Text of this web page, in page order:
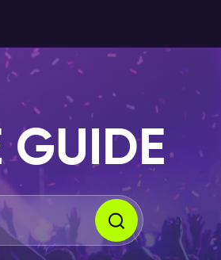
GUIDE